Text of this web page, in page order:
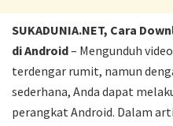
SUKADUNIA.NET, Cara
di Android– Mengunduh
terdengar rumit, namun
sederhana, Anda dapat
perangkat Android. Dalam